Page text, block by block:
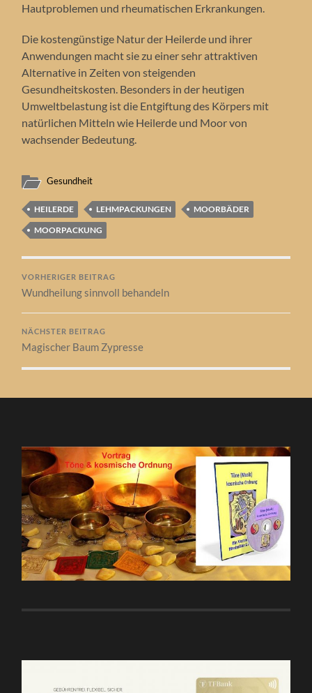
Hautproblemen und rheumatischen Erkrankungen.
Die kostengünstige Natur der Heilerde und ihrer
Anwendungen macht sie zu einer sehr attraktiven
Alternative in Zeiten von steigenden
Gesundheitskosten. Besonders in der heutigen
Umweltbelastung ist die Entgiftung des Körpers mit
natürlichen Mitteln wie Heilerde und Moor von
wachsender Bedeutung.
Gesundheit
HEILERDE LEHMPACKUNGEN
MOORBÄDER
MOORPACKUNG
VORHERIGER BEITRAG
Wundheilung sinnvoll behandeln
NÄCHSTER BEITRAG
Magischer Baum Zypresse